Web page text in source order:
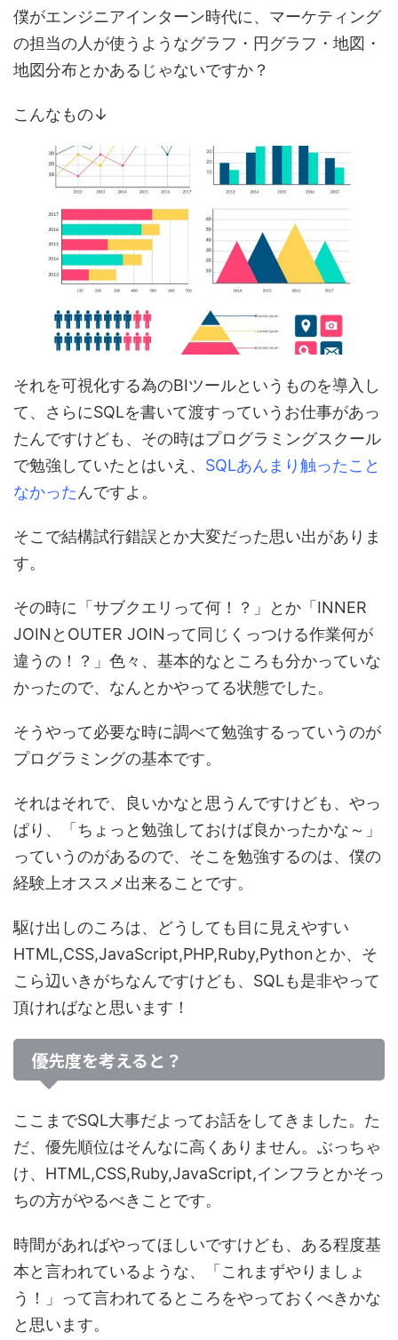
僕がエンジニアインターン時代に、マーケティング
の担当の人が使うようなグラフ・円グラフ・地図・
地図分布とかあるじゃないですか？
こんなもの↓
それを可視化する為のBIツールというものを導入 し
て、さらにSQLを書いて渡すっていうお仕事があっ
たんですけども、その時はプログラミングスクール
で勉強していたとはいえ、 SQLあんまり触ったこと
なかったんですよ。
そこで結構試行錯誤とか大変だった思い出がありま
す。
その時に「 サブクエリって何！？ 」とか「 INNER
JOINとOUTER JOINって同じくっつける作業何が
違うの！？ 」色々、基本的なところも分かっていな
かったので、なんとかやってる状態でした。
そうやって必要な時に調べて勉強するっていうのが
プログラミングの基本です。
それはそれで、良いかなと思うんですけども、やっ
ぱり、「 ちょっと勉強しておけば良かったかな～ 」
っていうのがあるので、そこを勉強するのは、僕の
経験上オススメ出来ることです。
駆け出しのころは、どうしても目に見えやすい
HTML,CSS,JavaScript,PHP,Ruby,Pythonとか、そ
こら辺いきがちなんですけども、 SQLも是非やって
頂ければなと思います！
優先度を考えると？
ここまでSQL大事だよってお話をしてきました。た
だ、優先順位はそんなに高くありません。ぶっちゃ
け、 HTML,CSS,Ruby,JavaScript,インフラとかそっ
ちの方がやるべき ことです。
時間があればやってほしいですけども、ある程度基
本と言われているような、「これまずやりましょ
う！」って言われてるところをやっておくべきかな
と思います。